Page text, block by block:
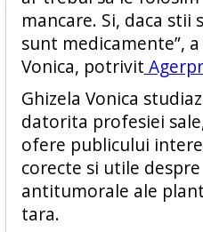
mancare. Si, daca stii
sunt medicamente”,
Vonica, potrivit
Ghizela Vonica
datorita profesiei
ofere publicului
corecte si utile
antitumorale ale
tara.